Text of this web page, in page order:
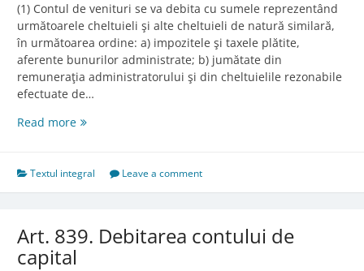
(1) Contul de venituri se va debita cu sumele reprezentând
următoarele cheltuieli şi alte cheltuieli de natură similară,
în următoarea ordine: a) impozitele şi taxele plătite,
aferente bunurilor administrate; b) jumătate din
remuneraţia administratorului şi din cheltuielile rezonabile
efectuate de…
Read moreArt.
contului
de
Textul integral Leave a comment
Art. 839. Debitarea contului de
capital